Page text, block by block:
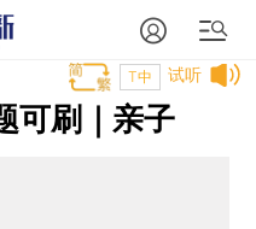
试听
T中
可刷｜亲子